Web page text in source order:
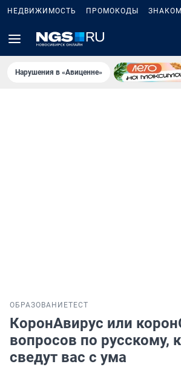
НЕДВИЖИМОСТЬ ПРОМОКОДЫ
Нарушения в «Авиценне»
ОБРАЗОВАНИЕТЕСТ
КоронАвирус или
вопросов по русскому,
сведут вас с ума